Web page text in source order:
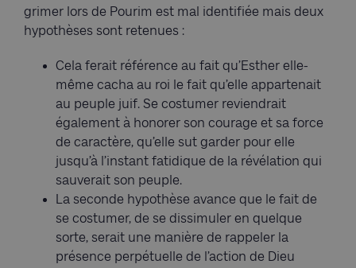
grimer lors de Pourim est mal identifiée mais deux
hypothèses sont retenues :
Cela ferait référence au fait qu’Esther elle-
même cacha au roi le fait qu’elle appartenait
au peuple juif. Se costumer reviendrait
également à honorer son courage et sa force
de caractère, qu’elle sut garder pour elle
jusqu’à l’instant fatidique de la révélation qui
sauverait son peuple.
La seconde hypothèse avance que le fait de
se costumer, de se dissimuler en quelque
sorte, serait une manière de rappeler la
présence perpétuelle de l’action de Dieu